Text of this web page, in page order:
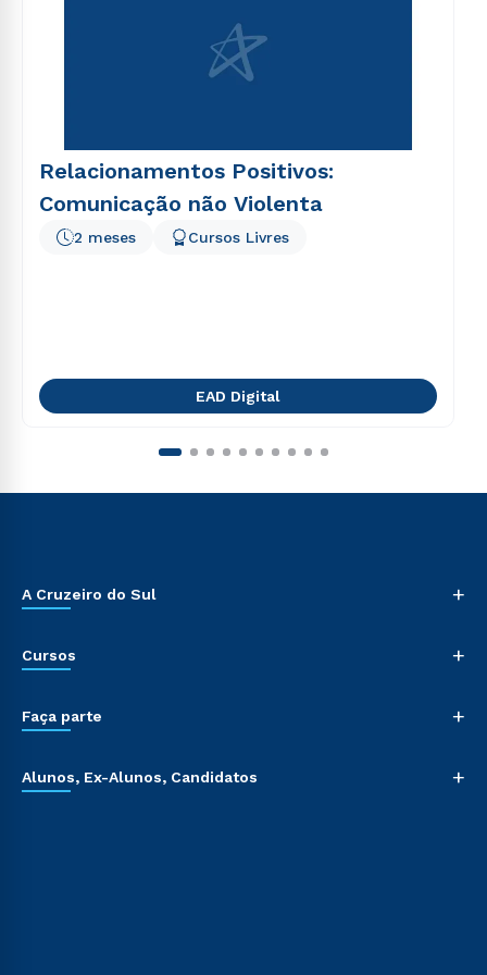
Relacionamentos Positivos:
Comunicação não Violenta
2 meses Cursos Livres
EAD Digital
A Cruzeiro do Sul +
Cursos +
Faça parte +
Alunos, Ex-Alunos, Candidatos +